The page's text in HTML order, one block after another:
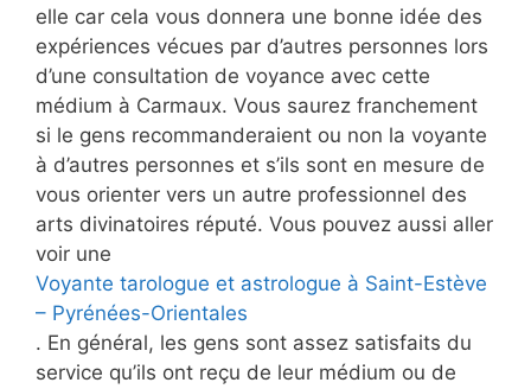
elle car cela vous donnera une bonne idée des
expériences vécues par d’autres personnes lors
d’une consultation de voyance avec cette
médium à Carmaux. Vous saurez franchement
si le gens recommanderaient ou non la voyante
à d’autres personnes et s’ils sont en mesure de
vous orienter vers un autre professionnel des
arts divinatoires réputé. Vous pouvez aussi aller
voir une
Voyante tarologue et astrologue à Saint-Estève
– Pyrénées-Orientales
. En général, les gens sont assez satisfaits du
service qu’ils ont reçu de leur médium ou de